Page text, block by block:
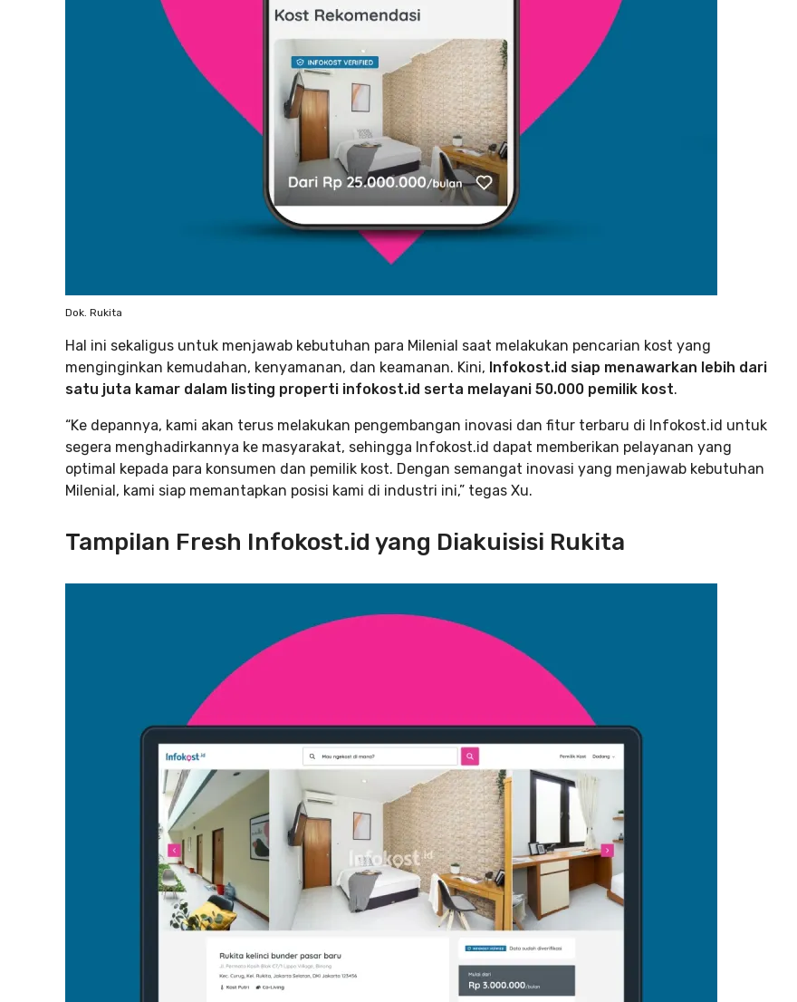
Dok. Rukita
Hal ini sekaligus untuk menjawab kebutuhan para Milenial saat melakukan pencarian kost yang
menginginkan kemudahan, kenyamanan, dan keamanan. Kini, Infokost.id siap menawarkan lebih dari
satu juta kamar dalam listing properti infokost.id serta melayani 50.000 pemilik kost.
“Ke depannya, kami akan terus melakukan pengembangan inovasi dan fitur terbaru di Infokost.id untuk
segera menghadirkannya ke masyarakat, sehingga Infokost.id dapat memberikan pelayanan yang
optimal kepada para konsumen dan pemilik kost. Dengan semangat inovasi yang menjawab kebutuhan
Milenial, kami siap memantapkan posisi kami di industri ini,” tegas Xu.
Tampilan Fresh Infokost.id yang Diakuisisi Rukita